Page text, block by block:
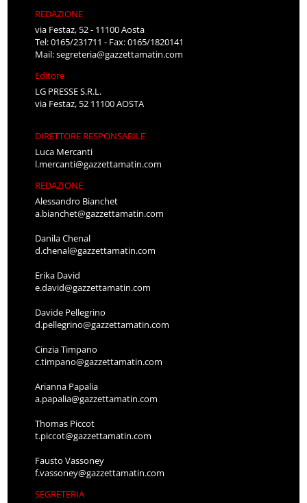
REDAZIONE
via Festaz, 52 - 11100 Aosta
Tel: 0165/231711 - Fax: 0165/1820141
Mail:segreteria@gazzettamatin.com
Editore
LG PRESSE S.R.L.
via Festaz, 52 11100 AOSTA
DIRETTORE RESPONSABILE
Luca Mercanti
l.mercanti@gazzettamatin.com
REDAZIONE
Alessandro Bianchet
a.bianchet@gazzettamatin.com
Danila Chenal
d.chenal@gazzettamatin.com
Erika David
e.david@gazzettamatin.com
Davide Pellegrino
d.pellegrino@gazzettamatin.com
Cinzia Timpano
c.timpano@gazzettamatin.com
Arianna Papalia
a.papalia@gazzettamatin.com
Thomas Piccot
t.piccot@gazzettamatin.com
Fausto Vassoney
f.vassoney@gazzettamatin.com
SEGRETERIA